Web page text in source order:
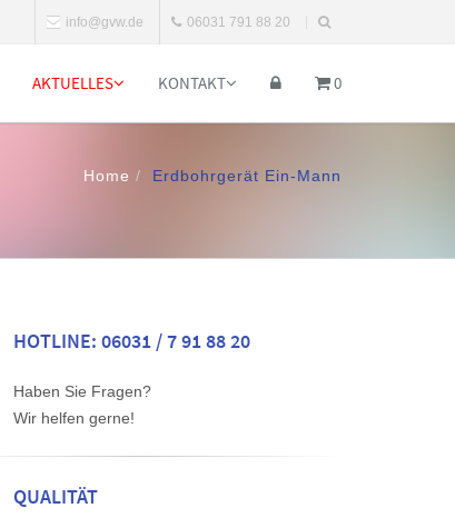
info@gvw.de 06031 791 88 20
AKTUELLES KONTAKT 0
Home Erdbohrgerät Ein-Mann
HOTLINE: 06031 / 7 91 88 20
Haben Sie Fragen?
Wir helfen gerne!
QUALITÄT